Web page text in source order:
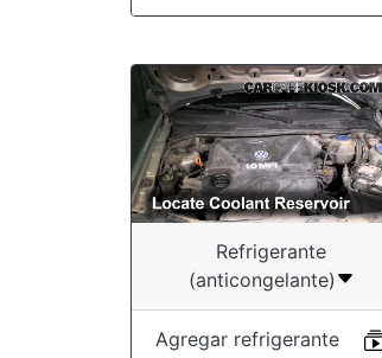
Refrigerante
(anticongelante)
Agregar refrigerante